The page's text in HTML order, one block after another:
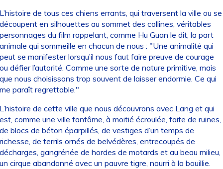
de tous ces chiens errants, qui traversent la ville ou se
en silhouettes au sommet des collines, véritables
du film rappelant, comme Hu Guan le dit, la part
qui sommeille en chacun de nous : "Une animalité qui
se manifester lorsqu’il nous faut faire preuve de courage
défier l’autorité. Comme une sorte de nature primitive, mais
nous choisissons trop souvent de laisser endormie. Ce qui
paraît regrettable."
de cette ville que nous découvrons avec Lang et qui
comme une ville fantôme, à moitié écroulée, faite de ruines,
blocs de béton éparpillés, de vestiges d’un temps de
de terrils ornés de belvédères, entrecoupés de
gangrénée de hordes de motards et au beau milieu,
cirque abandonné avec un pauvre tigre, nourri à la bouillie.